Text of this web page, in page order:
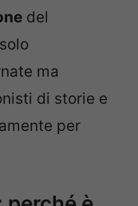
del
ma
di storie e
per